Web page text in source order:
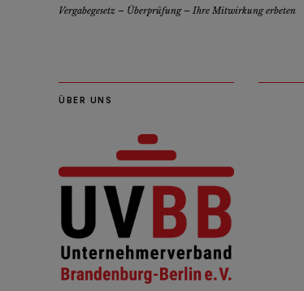
Vergabegesetz – Überprüfung – Ihre Mitwirkung erbeten
ÜBER UNS